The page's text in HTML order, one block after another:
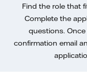
Find the role that
Complete the
questions. Once
confirmation email